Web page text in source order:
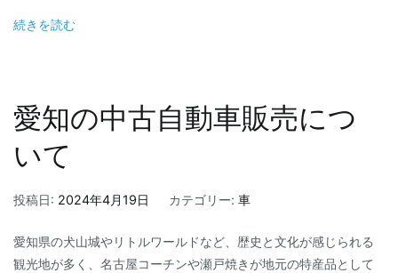
続きを読む
愛知の中古自動車販売につ
いて
投稿日: 2024年4月19日 カテゴリー: 車
愛知県の犬山城やリトルワールドなど、歴史と文化が感じられる
観光地が多く、名古屋コーチンや瀬戸焼きが地元の特産品として